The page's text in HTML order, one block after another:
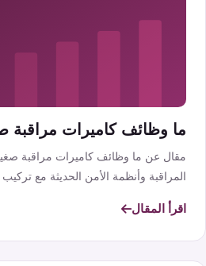
ما وظائف كاميرات مراقبة
مقال عن ما وظائف كاميرات مراقبة
المراقبة وأنظمة الأمن الحديثة مع
اقرأ المقال